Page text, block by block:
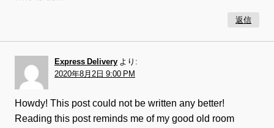
返信
Express Delivery より:
2020年8月2日 9:00 PM
Howdy! This post could not be written any better!
Reading this post reminds me of my good old room